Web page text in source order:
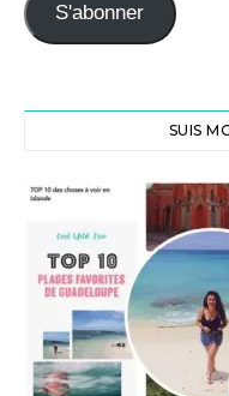
S'abonner
SUIS